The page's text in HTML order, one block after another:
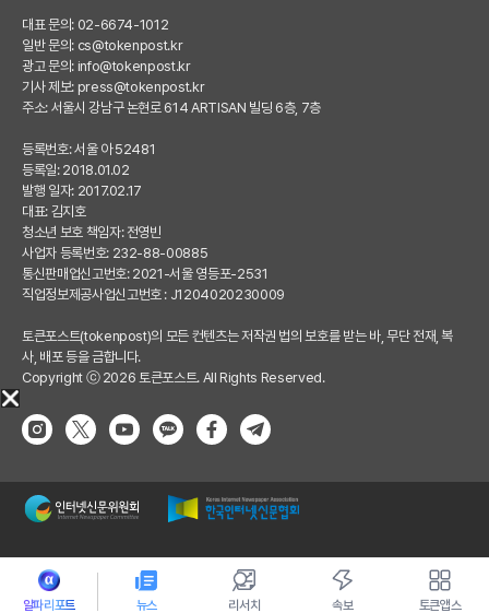
알파리포트 뉴스 리서치 속보 토큰앱스
대표 문의: 02-6674-1012
일반 문의: cs@tokenpost.kr
광고 문의: info@tokenpost.kr
기사 제보: press@tokenpost.kr
주소: 서울시 강남구 논현로 614 ARTISAN 빌딩 6층, 7층
등록번호: 서울 아 52481
등록일: 2018.01.02
발행 일자: 2017.02.17
대표: 김지호
청소년 보호 책임자: 전영빈
사업자 등록번호: 232-88-00885
통신판매업신고번호: 2021-서울 영등포-2531
직업정보제공사업신고번호 : J1204020230009
토큰포스트(tokenpost)의 모든 컨텐츠는 저작권 법의 보호를 받는 바, 무단 전재, 복
사, 배포 등을 금합니다.
Copyright ⓒ 2026 토큰포스트. All Rights Reserved.